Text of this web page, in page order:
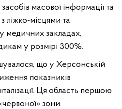
масової інформації та
ліжко-місцями та
медичних закладах,
у розмірі 300%.
що у Херсонській
показників
Ця область першою
зони.